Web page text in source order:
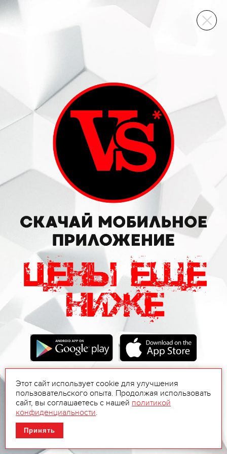
ВИННЫЙ СКЛАД
Этот сайт использует cookie для улучшения
пользовательского опыта. Продолжая использовать
сайт, вы соглашаетесь с нашей политикой
конфиденциальности.
Принять